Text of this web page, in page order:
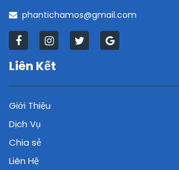
phantichamos@gmail.com
Liên Kết
Giới Thiệu
Dịch Vụ
Chia sẻ
Liên Hệ